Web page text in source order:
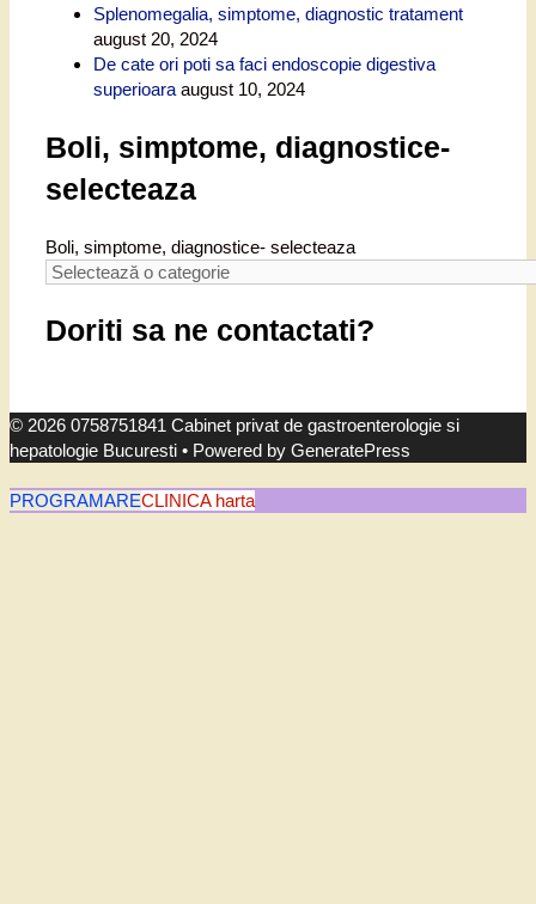
Splenomegalia, simptome, diagnostic tratament
august 20, 2024
De cate ori poti sa faci endoscopie digestiva
superioara august 10, 2024
Boli, simptome, diagnostice-
selecteaza
Boli, simptome, diagnostice- selecteaza
Doriti sa ne contactati?
© 2026 0758751841 Cabinet privat de gastroenterologie si
hepatologie Bucuresti • Powered by GeneratePress
PROGRAMARECLINICA harta